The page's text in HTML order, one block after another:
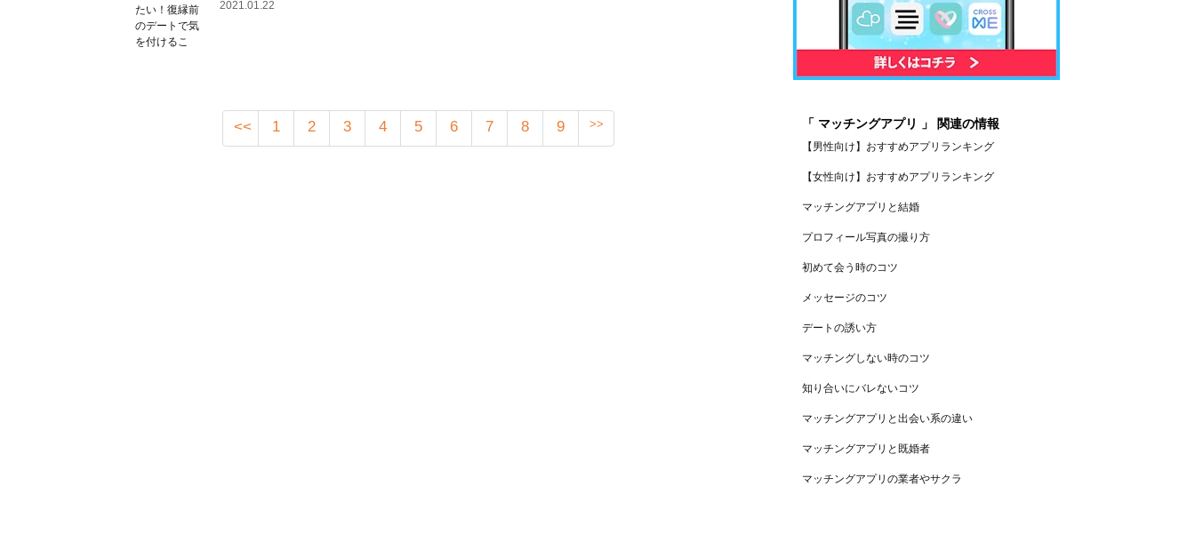
2021.01.22
<< 1 2 3 4 5 6 7 8 9 >> 「 マッチングアプリ 」 関連の情報
【男性向け】おすすめアプリランキング
【女性向け】おすすめアプリランキング
マッチングアプリと結婚
プロフィール写真の撮り方
初めて会う時のコツ
メッセージのコツ
デートの誘い方
マッチングしない時のコツ
知り合いにバレないコツ
マッチングアプリと出会い系の違い
マッチングアプリと既婚者
マッチングアプリの業者やサクラ